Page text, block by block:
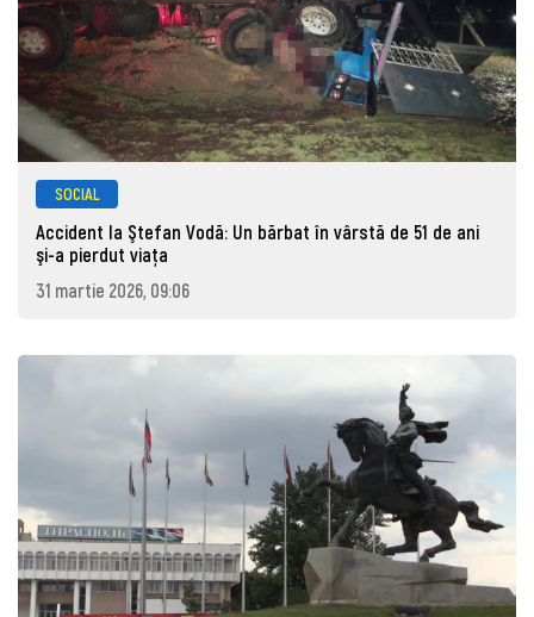
SOCIAL
Accident la Ştefan Vodă: Un bărbat în vârstă de 51 de ani
şi-a pierdut viaţa
31 martie 2026, 09:06